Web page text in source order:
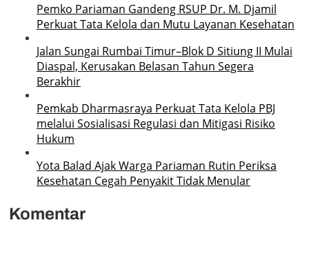
Pemko Pariaman Gandeng RSUP Dr. M. Djamil
Perkuat Tata Kelola dan Mutu Layanan Kesehatan
Jalan Sungai Rumbai Timur–Blok D Sitiung II Mulai
Diaspal, Kerusakan Belasan Tahun Segera
Berakhir
Pemkab Dharmasraya Perkuat Tata Kelola PBJ
melalui Sosialisasi Regulasi dan Mitigasi Risiko
Hukum
Yota Balad Ajak Warga Pariaman Rutin Periksa
Kesehatan Cegah Penyakit Tidak Menular
Komentar